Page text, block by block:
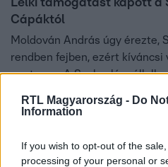
RTL Magyarország - Do
Information
If you wish to opt-out of the
processing of your personal or
Lelki támogatást kapott a
Cápáktól
Moldován András úgy érezte,
rendben fejben, ezért kíváncsi
pontosan. A Szaksolár
Cápáknak, akik őszintén
magányt. A befektetők